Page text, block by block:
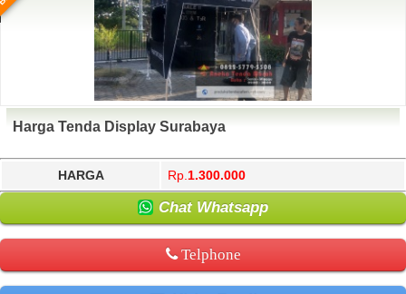
Harga Tenda Display Surabaya
HARGA Rp. 1.300.000
Chat Whatsapp
Telphone